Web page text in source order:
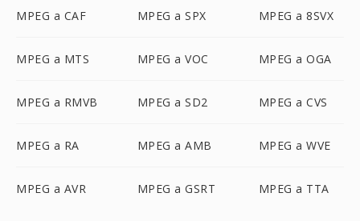
MPEG a CAF MPEG a SPX MPEG a 8SVX
MPEG a MTS MPEG a VOC MPEG a OGA
MPEG a RMVB MPEG a SD2 MPEG a CVS
MPEG a RA MPEG a AMB MPEG a WVE
MPEG a AVR MPEG a GSRT MPEG a TTA